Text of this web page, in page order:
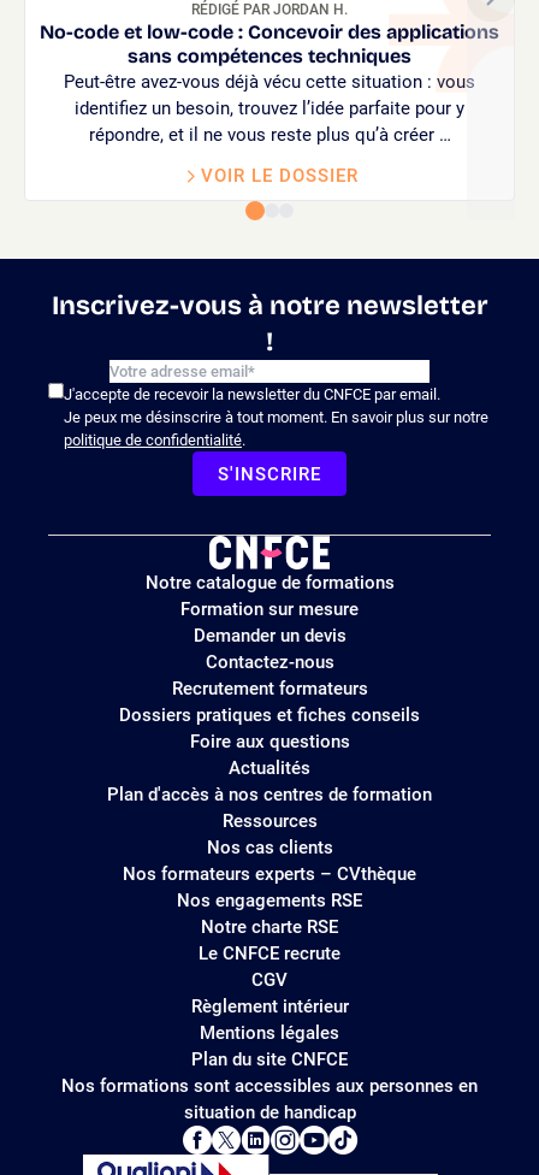
RÉDIGÉ PAR JORDAN H.
No-code et low-code : Concevoir des applications
sans compétences techniques
Peut-être avez-vous déjà vécu cette situation : vous
identifiez un besoin, trouvez l’idée parfaite pour y
répondre, et il ne vous reste plus qu’à créer …
VOIR LE DOSSIER
Inscrivez-vous à notre newsletter
!
J'accepte de recevoir la newsletter du CNFCE par email.
Je peux me désinscrire à tout moment. En savoir plus sur notre
politique de confidentialité.
S'INSCRIRE
Logo
site
Notre catalogue de formations
Formation sur mesure
Demander un devis
Contactez-nous
Recrutement formateurs
Dossiers pratiques et fiches conseils
Foire aux questions
Actualités
Plan d'accès à nos centres de formation
Ressources
Nos cas clients
Nos formateurs experts – CVthèque
Nos engagements RSE
Notre charte RSE
Le CNFCE recrute
CGV
Règlement intérieur
Mentions légales
Plan du site CNFCE
Nos formations sont accessibles aux personnes en
situation de handicap